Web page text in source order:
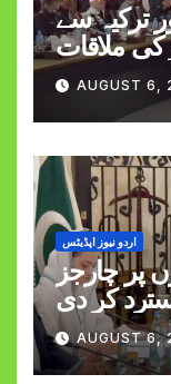
ترکیہ سے
کی ملاقات
AUGUST
اردو نیوز اپڈیٹس
پر چارجز
کر دی
AUGUST